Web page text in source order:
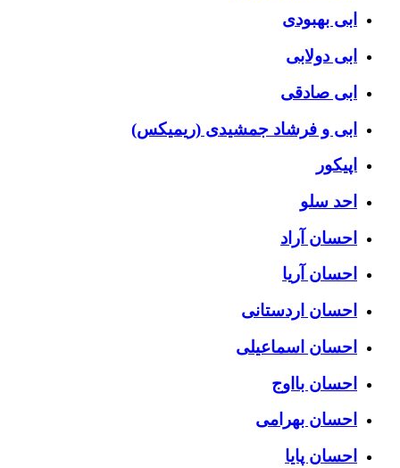
ابی بهبودی
ابی دولابی
ابی صادقی
ابی و فرشاد جمشیدی (ریمیکس)
اپیکور
احد سلو
احسان آراد
احسان آریا
احسان اردستانی
احسان اسماعیلی
احسان بااوج
احسان بهرامی
احسان پایا